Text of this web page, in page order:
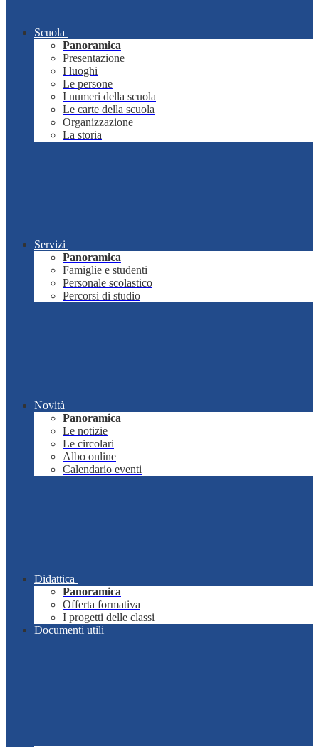
Scuola
Panoramica
Presentazione
I luoghi
Le persone
I numeri della scuola
Le carte della scuola
Organizzazione
La storia
Servizi
Panoramica
Famiglie e studenti
Personale scolastico
Percorsi di studio
Novità
Panoramica
Le notizie
Le circolari
Albo online
Calendario eventi
Didattica
Panoramica
Offerta formativa
I progetti delle classi
Documenti utili